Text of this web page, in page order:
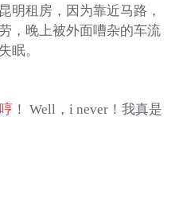
明租房，因为靠近马路，
，晚上被外面嘈杂的车流
眠。
哼！ Well，i never！我真是